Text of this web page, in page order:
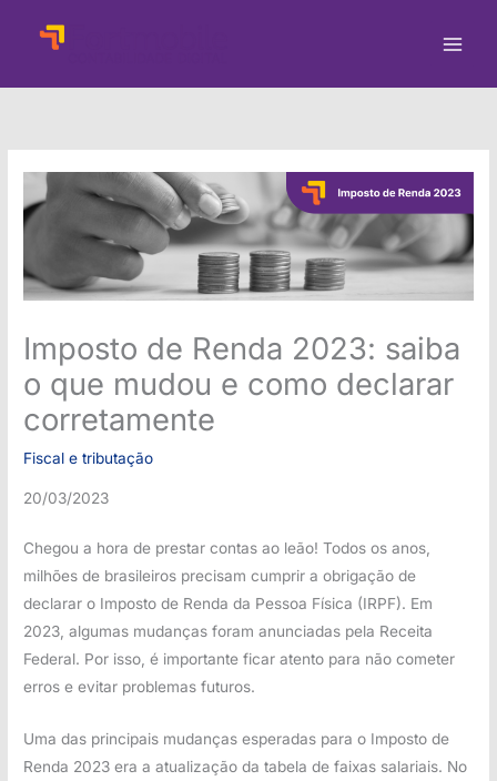
Imposto de Renda 2023: saiba
o que mudou e como declarar
corretamente
Fiscal e tributação
20/03/2023
Chegou a hora de prestar contas ao leão! Todos os anos,
milhões de brasileiros precisam cumprir a obrigação de
declarar o Imposto de Renda da Pessoa Física (IRPF). Em
2023, algumas mudanças foram anunciadas pela Receita
Federal. Por isso, é importante ficar atento para não cometer
erros e evitar problemas futuros.
Uma das principais mudanças esperadas para o Imposto de
Renda 2023 era a atualização da tabela de faixas salariais. No